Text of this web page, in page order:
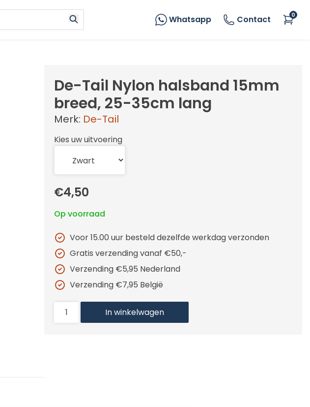
Whatsapp Contact 0
De-Tail Nylon halsband 15mm
breed, 25-35cm lang
Merk: De-Tail
Kies uw uitvoering
€4,50
Op voorraad
Voor 15.00 uur besteld dezelfde werkdag verzonden
Gratis verzending vanaf €50,-
Verzending €5,95 Nederland
Verzending €7,95 België
In winkelwagen